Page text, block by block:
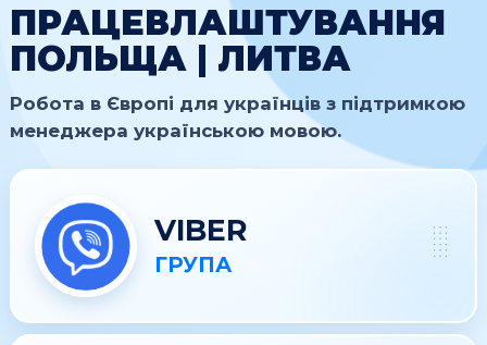
ПРАЦЕВЛАШТУВАННЯ
ПОЛЬЩА | ЛИТВА
Робота в Європі для українців з підтримкою
менеджера українською мовою.
VIBER
ГРУПА